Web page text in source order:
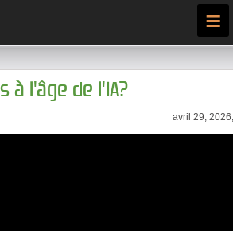
≡
à l'âge de l'IA?
avril 29,